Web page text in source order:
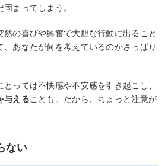
まってしまう。
然の喜びや興奮で大胆な行動に出ること
、あなたが何を考えているのかさっぱり
っては不快感や不安感を引き起こし、
与えることも。だから、ちょっと注意が
ない